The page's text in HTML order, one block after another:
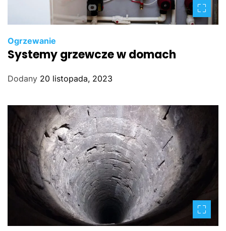
Ogrzewanie
Systemy grzewcze w domach
Dodany 20 listopada, 2023